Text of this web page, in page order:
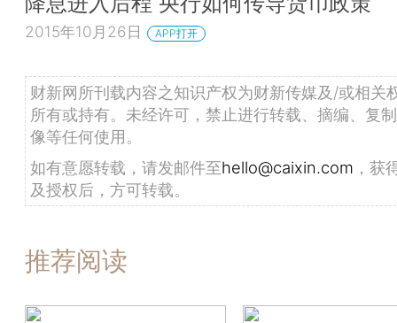
2015年10月26日 APP打开
财新网所刊载内容之知识产权为财新传媒及/或相关
所有或持有。未经许可，禁止进行转载、摘编、复
像等任何使用。
如有意愿转载，请发邮件至hello@caixin.com ，获
及授权后，方可转载。
推荐阅读